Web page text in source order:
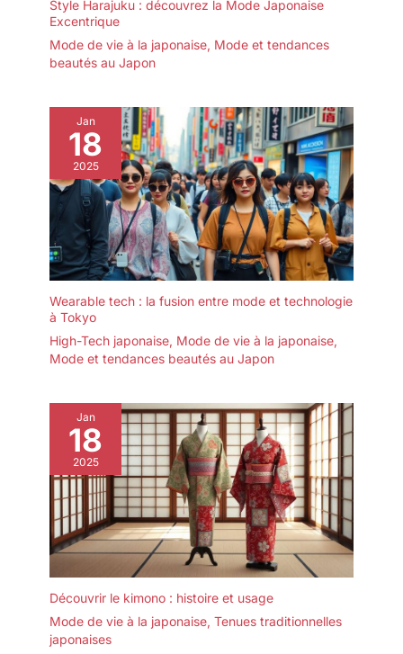
Style Harajuku : découvrez la Mode Japonaise
Excentrique
Mode de vie à la japonaise, Mode et tendances
beautés au Japon
Jan
18
2025
Wearable tech : la fusion entre mode et technologie
à Tokyo
High-Tech japonaise, Mode de vie à la japonaise,
Mode et tendances beautés au Japon
Jan
18
2025
Découvrir le kimono : histoire et usage
Mode de vie à la japonaise, Tenues traditionnelles
japonaises